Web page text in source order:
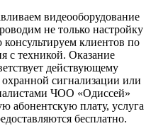
видеооборудование
не только настройку
клиентов по
с техникой. Оказание
действующему
охранной сигнализации или
ЧОО «Одиссей»
абонентскую плату, услуга
бесплатно.